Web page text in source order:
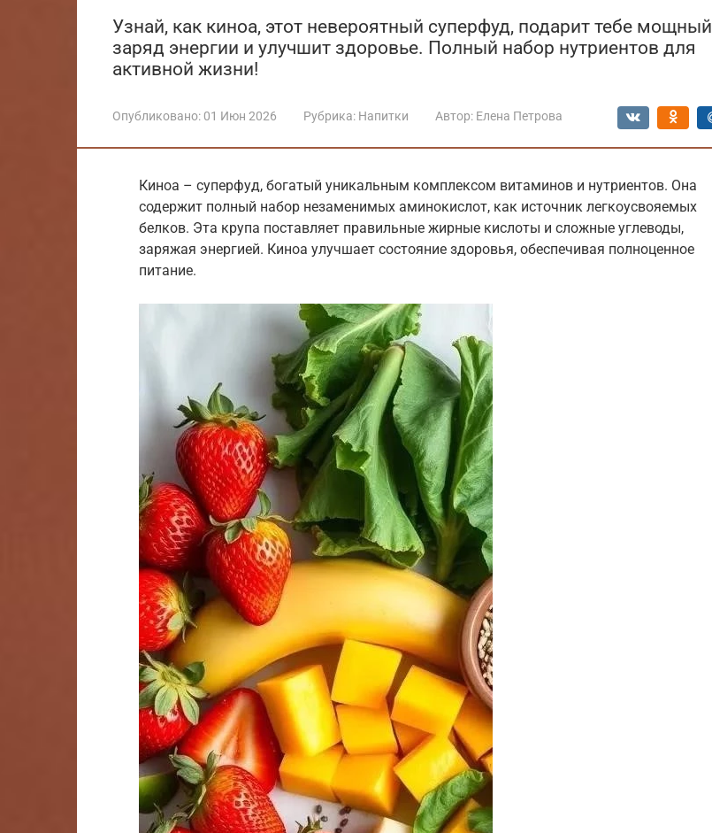
Узнай, как киноа, этот невероятный суперфуд, подарит тебе мощный
заряд энергии и улучшит здоровье. Полный набор нутриентов для
активной жизни!
Опубликовано: 01 Июн 2026 Рубрика: Напитки Автор: Елена Петрова
Киноа – суперфуд, богатый уникальным комплексом витаминов и нутриентов. Она
содержит полный набор незаменимых аминокислот, как источник легкоусвояемых
белков. Эта крупа поставляет правильные жирные кислоты и сложные углеводы,
заряжая энергией. Киноа улучшает состояние здоровья, обеспечивая полноценное
питание.